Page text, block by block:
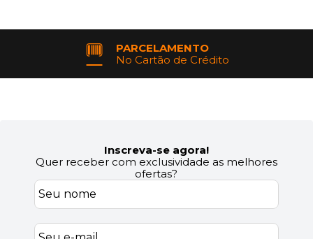
PARCELAMENTO
No Cartão de Crédito
Inscreva-se agora!
Quer receber com exclusividade as melhores
ofertas?